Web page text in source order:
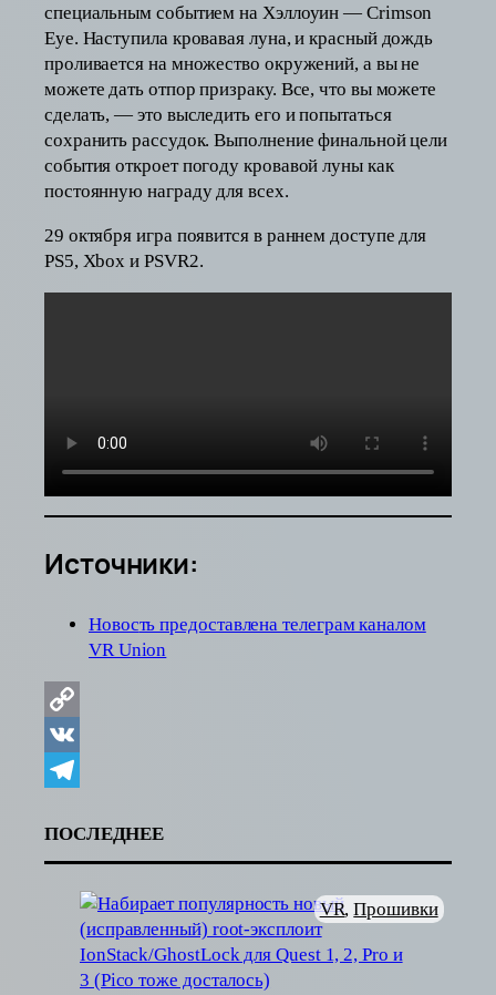
специальным событием на Хэллоуин — Crimson
Eye. Наступила кровавая луна, и красный дождь
проливается на множество окружений, а вы не
можете дать отпор призраку. Все, что вы можете
сделать, — это выследить его и попытаться
сохранить рассудок. Выполнение финальной цели
события откроет погоду кровавой луны как
постоянную награду для всех.
29 октября игра появится в раннем доступе для
PS5, Xbox и PSVR2.
Источники:
Новость предоставлена телеграм каналом
VR Union
Copy
Link
VK
ПОСЛЕДНЕЕ
VR, Прошивки